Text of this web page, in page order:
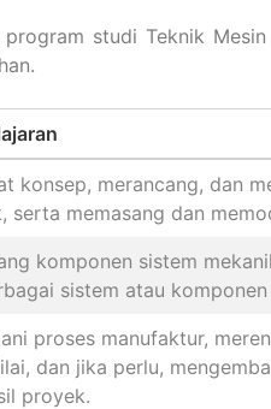
studi Teknik
konsep, merancang, dan
serta memasang dan
komponen sistem
sistem atau komponen
proses manufaktur,
dan jika perlu,
proyek.